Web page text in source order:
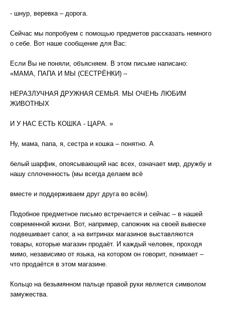
- шнур, веревка – дорога.
Сейчас мы попробуем с помощью предметов рассказать немного
о себе. Вот наше сообщение для Вас:
Если Вы не поняли, объясняем. В этом письме написано:
«МАМА, ПАПА И МЫ (СЕСТРЁНКИ) –
НЕРАЗЛУЧНАЯ ДРУЖНАЯ СЕМЬЯ. МЫ ОЧЕНЬ ЛЮБИМ
ЖИВОТНЫХ
И У НАС ЕСТЬ КОШКА - ЦАРА. »
Ну, мама, папа, я, сестра и кошка – понятно. А
белый шарфик, опоясывающий нас всех, означает мир, дружбу и
нашу сплоченность (мы всегда делаем всё
вместе и поддерживаем друг друга во всём).
Подобное предметное письмо встречается и сейчас – в нашей
современной жизни. Вот, например, сапожник на своей вывеске
подвешивает сапог, а на витринах магазинов выставляются
товары, которые магазин продаёт. И каждый человек, проходя
мимо, независимо от языка, на котором он говорит, понимает –
что продаётся в этом магазине.
Кольцо на безымянном пальце правой руки является символом
замужества.